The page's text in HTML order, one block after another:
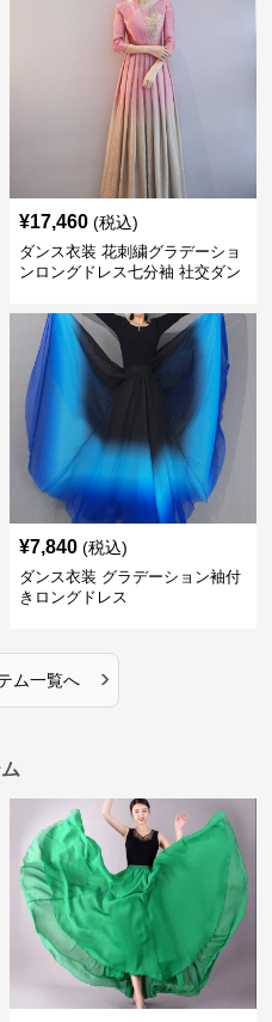
¥17,460 (税込)
ダンス衣装 花刺繍グラデーショ
ンロングドレス七分袖 社交ダン
¥7,840 (税込)
ダンス衣装 グラデーション袖付
きロングドレス
ム一覧へ ›